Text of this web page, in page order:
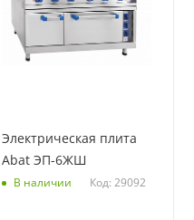
Электрическая плита
Abat ЭП-6ЖШ
В наличии Код: 29092